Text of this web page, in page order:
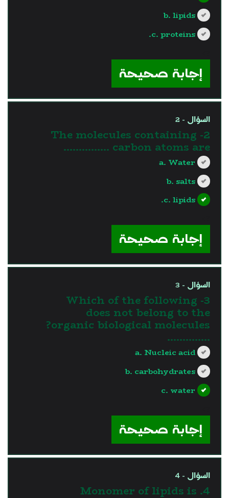
b. lipids
c. proteins.
إجابة صحيحة
السؤال - 2
2- The molecules containing
carbon atoms are …………...
a. Water
b. salts
c. lipids.
إجابة صحيحة
السؤال - 3
3- Which of the following
does not belong to the
organic biological molecules?
…………..
a. Nucleic acid
b. carbohydrates
c. water
إجابة صحيحة
السؤال - 4
4. Monomer of lipids is